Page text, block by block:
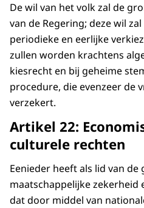
De wil van het volk zal de
van de Regering; deze wil
periodieke en eerlijke
zullen worden krachtens
kiesrecht en bij geheime
procedure, die evenzeer de
verzekert.
Artikel 22:
culturele rechten
Eenieder heeft als lid van
maatschappelijke zekerheid
dat door middel van